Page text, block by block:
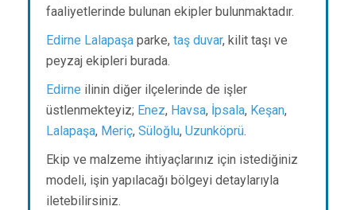
faaliyetlerinde bulunan ekipler bulunmaktadır.
Edirne Lalapaşa parke, taş duvar, kilit taşı ve
peyzaj ekipleri burada.
Edirne ilinin diğer ilçelerinde de işler
üstlenmekteyiz; Enez, Havsa, İpsala, Keşan,
Lalapaşa, Meriç, Süloğlu, Uzunköprü.
Ekip ve malzeme ihtiyaçlarınız için istediğiniz
modeli, işin yapılacağı bölgeyi detaylarıyla
iletebilirsiniz.